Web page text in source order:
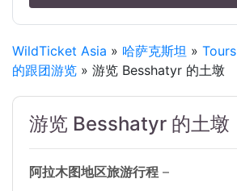
WildTicket Asia » 哈萨克斯坦 » Tours
的跟团游览 » 游览 Besshatyr 的土墩
游览 Besshatyr 的土墩
阿拉木图地区旅游行程 –